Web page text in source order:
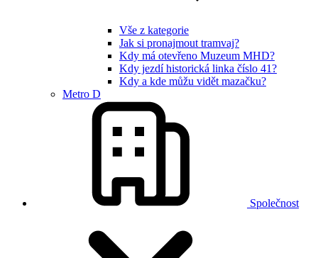
Vše z kategorie
Jak si pronajmout tramvaj?
Kdy má otevřeno Muzeum MHD?
Kdy jezdí historická linka číslo 41?
Kdy a kde můžu vidět mazačku?
Metro D
Společnost